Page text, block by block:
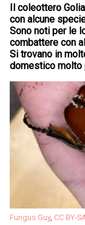
Il coleottero
con alcune
Sono noti per le
combattere con
Si trovano in
domestico molto
Fungus Guy, CC BY-